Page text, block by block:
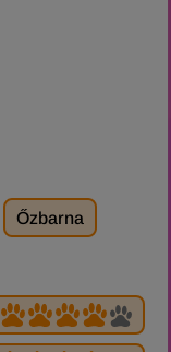
Őzbarna